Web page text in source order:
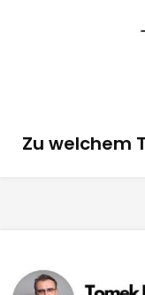
Zu welchem